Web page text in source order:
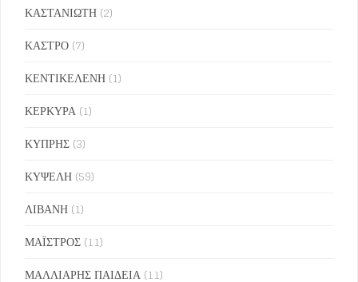
ΚΑΣΤΑΝΙΩΤΗ (2)
ΚΑΣΤΡΟ (7)
ΚΕΝΤΙΚΕΛΕΝΗ (1)
ΚΕΡΚΥΡΑ (1)
ΚΥΠΡΗΣ (3)
ΚΥΨΕΛΗ (59)
ΛΙΒΑΝΗ (1)
ΜΑΪΣΤΡΟΣ (11)
ΜΑΛΛΙΑΡΗΣ ΠΑΙΔΕΙΑ (11)